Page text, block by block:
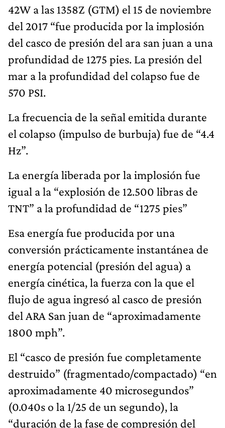
42W a las 1358Z (GTM) el 15 de noviembre
del 2017 “fue producida por la implosión
del casco de presión del ara san juan a una
profundidad de 1275 pies. La presión del
mar a la profundidad del colapso fue de
570 PSI.
La frecuencia de la señal emitida durante
el colapso (impulso de burbuja) fue de “4.4
Hz”.
La energía liberada por la implosión fue
igual a la “explosión de 12.500 libras de
TNT” a la profundidad de “1275 pies”
Esa energía fue producida por una
conversión prácticamente instantánea de
energía potencial (presión del agua) a
energía cinética, la fuerza con la que el
flujo de agua ingresó al casco de presión
del ARA San juan de “aproximadamente
1800 mph”.
El “casco de presión fue completamente
destruido” (fragmentado/compactado) “en
aproximadamente 40 microsegundos”
(0.040s o la 1/25 de un segundo), la
“duración de la fase de compresión del